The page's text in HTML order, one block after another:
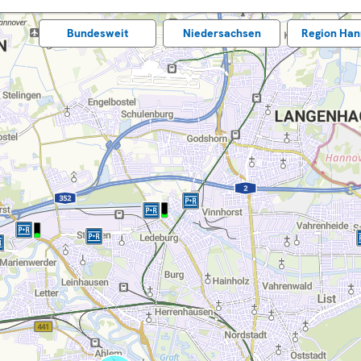
Bundes­weit Nieder­sachsen Region